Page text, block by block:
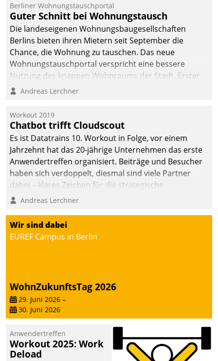
Datatrain. Die meravis
Wohnungsbau- und
Immobilien GmbH hat
sich dabei für den Betrieb
der Lösung über die SAP
Cloud Platform
entschieden - als erstes
Unternehmen am
Berliner Wohnungstauschportal
Guter Schnitt bei Wohnungstausch
Die landeseigenen Wohnungsbaugesellschaften
Berlins bieten ihren Mietern seit September die
Chance, die Wohnung zu tauschen. Das neue
Wohnungstauschportal verspricht eine bessere
Nutzung des knappen Wohnraums der Stadt. Erster
Anwendungsfall für Datatrains Lösung API-Hub mit
Unternehmen.
Andreas Lerchner
Workout 2019
Chatbot trifft Cloudscout
Es ist Datatrains 10. Workout in Folge, vor einem
Jahrzehnt hat das 20-jährige Unternehmen das erste
Anwendertreffen organisiert. Beiträge und Besucher
haben sich verdoppelt, diesmal sind viele Partner
dabei – klares Zeichen für die strategische
Fokussierung auf den Kunden.
Andreas Lerchner
Wir sind dabei
EUREF Campus in Berlin
WohnZukunftsTag 2026
29. Juni 2026 –
30. Juni 2026
Anwendertreffen
Workout 2025: Work
Deload